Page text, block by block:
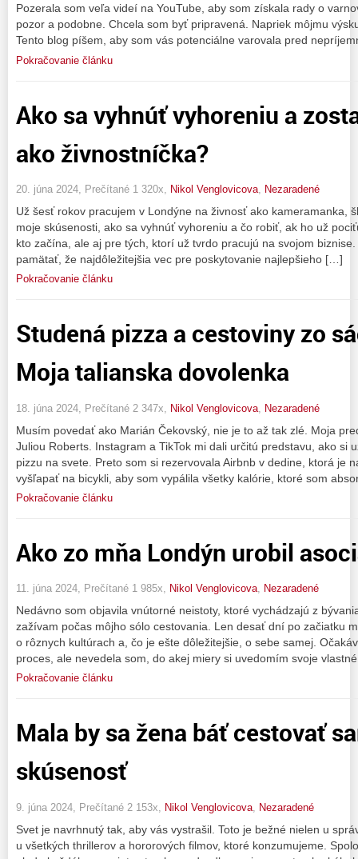
Pozerala som veľa videí na YouTube, aby som získala rady o
pozor a podobne. Chcela som byť pripravená. Napriek môjmu
Tento blog píšem, aby som vás potenciálne varovala pred
Pokračovanie článku
Ako sa vyhnúť vyhoreniu a
ako živnostníčka?
20. júna 2024, Prečítané 1 320x, Nikol Venglovicova, Nezaradené
Už šesť rokov pracujem v Londýne na živnosť ako kameramanka,
moje skúsenosti, ako sa vyhnúť vyhoreniu a čo robiť, ak ho už
kto začína, ale aj pre tých, ktorí už tvrdo pracujú na svojom
pamätať, že najdôležitejšia vec pre poskytovanie najlepšieho […]
Pokračovanie článku
Studená pizza a cestoviny zo
Moja talianska dovolenka
18. júna 2024, Prečítané 2 347x, Nikol Venglovicova Nezaradené
Musím povedať ako Marián Čekovský, nie je to až tak zlé. Moja
Juliou Roberts. Instagram a TikTok mi dali určitú predstavu, ako si
pizzu na svete. Preto som si rezervovala Airbnb v dedine, ktorá je
vyšľapať na bicykli, aby som vypálila všetky kalórie, ktoré som
Pokračovanie článku
Ako zo mňa Londýn urobil
11. júna 2024, Prečítané 1 985x, Nikol Venglovicova, Nezaradené
Nedávno som objavila vnútorné neistoty, ktoré vychádzajú z
zažívam počas môjho sólo cestovania. Len desať dní po začiatku
o rôznych kultúrach a, čo je ešte dôležitejšie, o sebe samej.
proces, ale nevedela som, do akej miery si uvedomím svoje
Pokračovanie článku
Mala by sa žena báť cestovať
skúsenosť
9. júna 2024, Prečítané 2 153x, Nikol Venglovicova Nezaradené
Svet je navrhnutý tak, aby vás vystrašil. Toto je bežné nielen u
u všetkých thrillerov a hororových filmov, ktoré konzumujeme.